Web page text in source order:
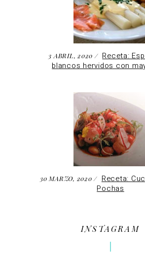
3 ABRIL, 2020
Receta:
blancos hervidos con
30 MARZO, 2020
Receta:
Pochas
INSTAGRAM